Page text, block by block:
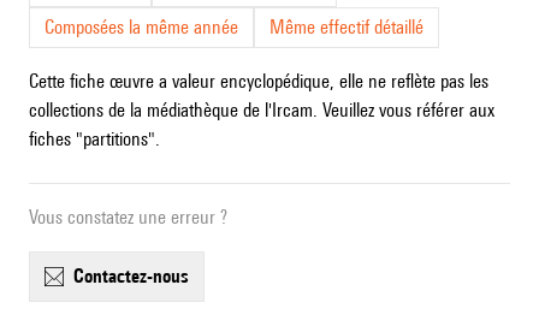
Composées la même année
Même effectif détaillé
Cette fiche œuvre a valeur encyclopédique, elle ne reflète pas les
collections de la médiathèque de l'Ircam. Veuillez vous référer aux
fiches "partitions".
Vous constatez une erreur ?
contactez-nous